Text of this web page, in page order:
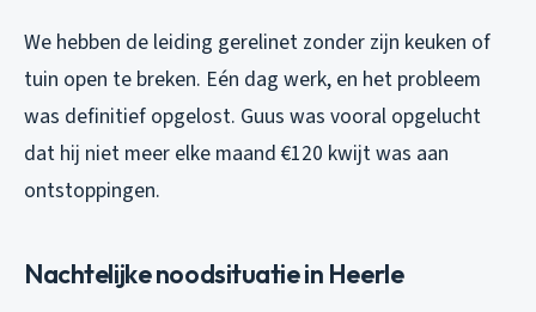
We hebben de leiding gerelinet zonder zijn keuken of
tuin open te breken. Eén dag werk, en het probleem
was definitief opgelost. Guus was vooral opgelucht
dat hij niet meer elke maand €120 kwijt was aan
ontstoppingen.
Nachtelijke noodsituatie in Heerle